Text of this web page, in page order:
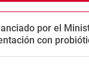
por el
con